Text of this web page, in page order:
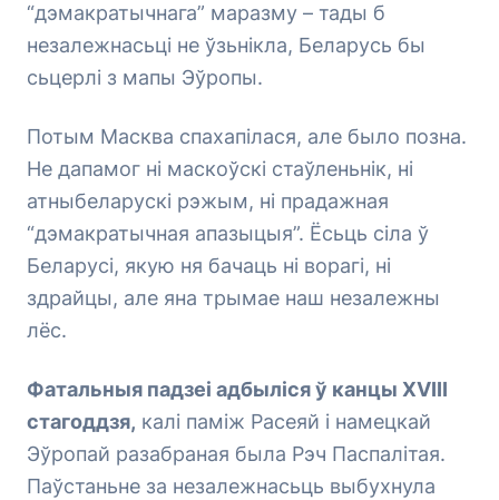
“дэмакратычнага” маразму – тады б
незалежнасьці не ўзьнікла, Беларусь бы
сьцерлі з мапы Эўропы.
Потым Масква спахапілася, але было позна.
Не дапамог ні маскоўскі стаўленьнік, ні
атныбеларускі рэжым, ні прадажная
“дэмакратычная апазыцыя”. Ёсьць сіла ў
Беларусі, якую ня бачаць ні ворагі, ні
здрайцы, але яна трымае наш незалежны
лёс.
Фатальныя падзеі адбыліся ў канцы ХVIII
стагоддзя, калі паміж Расеяй і намецкай
Эўропай разабраная была Рэч Паспалітая.
Паўстаньне за незалежнасьць выбухнула